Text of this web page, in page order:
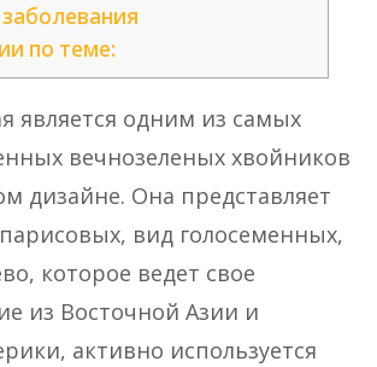
по теме:
является одним из самых
вечнозеленых хвойников
дизайне. Она представляет
вид голосеменных,
которое ведет свое
из Восточной Азии и
активно используется